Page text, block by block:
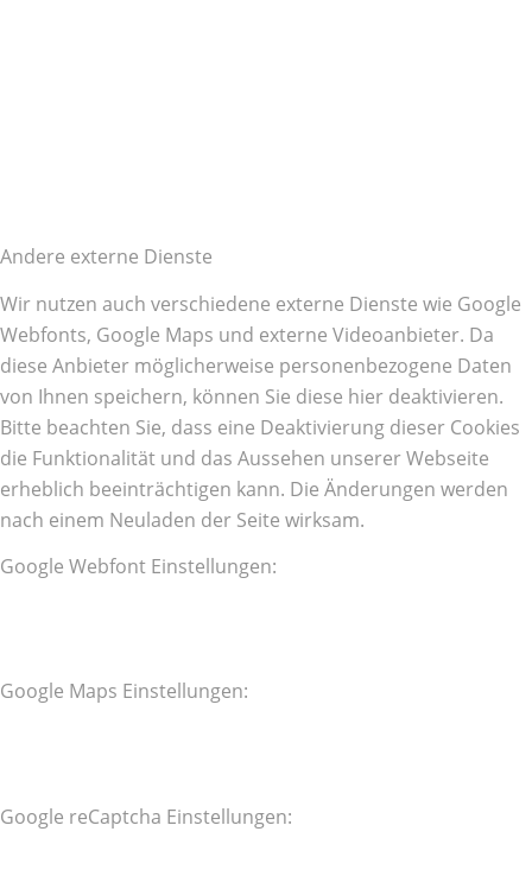
Andere externe Dienste
Wir nutzen auch verschiedene externe Dienste wie Google
Webfonts, Google Maps und externe Videoanbieter. Da
diese Anbieter möglicherweise personenbezogene Daten
von Ihnen speichern, können Sie diese hier deaktivieren.
Bitte beachten Sie, dass eine Deaktivierung dieser Cookies
die Funktionalität und das Aussehen unserer Webseite
erheblich beeinträchtigen kann. Die Änderungen werden
nach einem Neuladen der Seite wirksam.
Google Webfont Einstellungen:
Google Maps Einstellungen:
Google reCaptcha Einstellungen: